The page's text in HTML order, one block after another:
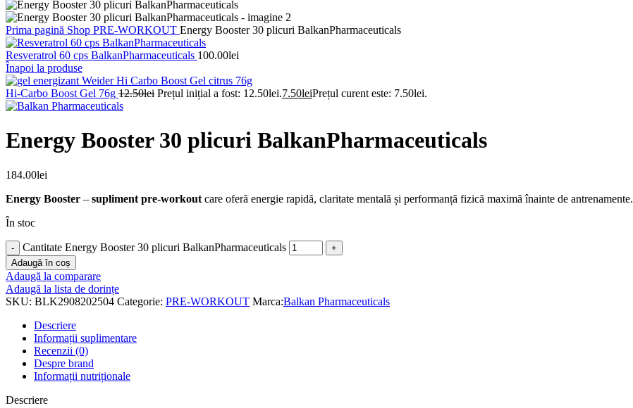
Prima pagină Shop PRE-WORKOUT Energy Booster 30 plicuri BalkanPharmaceuticals
Resveratrol 60 cps BalkanPharmaceuticals 100.00lei
Înapoi la produse
Hi-Carbo Boost Gel 76g 12.50lei Prețul inițial a fost: 12.50lei.7.50leiPrețul curent este: 7.50lei.
Energy Booster 30 plicuri BalkanPharmaceuticals
184.00lei
Energy Booster – supliment pre-workout care oferă energie rapidă, claritate mentală și performanță fizică maximă înainte de antrenamente.
În stoc
Cantitate Energy Booster 30 plicuri BalkanPharmaceuticals
Adaugă în coș
Adaugă la comparare
Adaugă la lista de dorințe
SKU: BLK2908202504 Categorie: PRE-WORKOUT Marca:Balkan Pharmaceuticals
Descriere
Informații suplimentare
Recenzii (0)
Despre brand
Informații nutriționale
Descriere